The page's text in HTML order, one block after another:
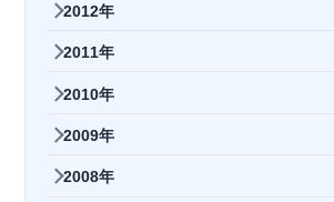
2012年
2011年
2010年
2009年
2008年